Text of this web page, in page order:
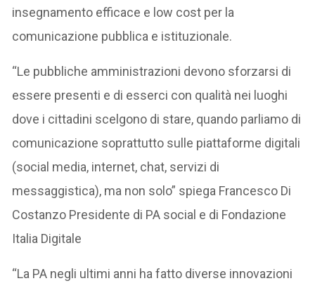
insegnamento efficace e low cost per la
comunicazione pubblica e istituzionale.
“Le pubbliche amministrazioni devono sforzarsi di
essere presenti e di esserci con qualità nei luoghi
dove i cittadini scelgono di stare, quando parliamo di
comunicazione soprattutto sulle piattaforme digitali
(social media, internet, chat, servizi di
messaggistica), ma non solo” spiega Francesco Di
Costanzo Presidente di PA social e di Fondazione
Italia Digitale
“La PA negli ultimi anni ha fatto diverse innovazioni